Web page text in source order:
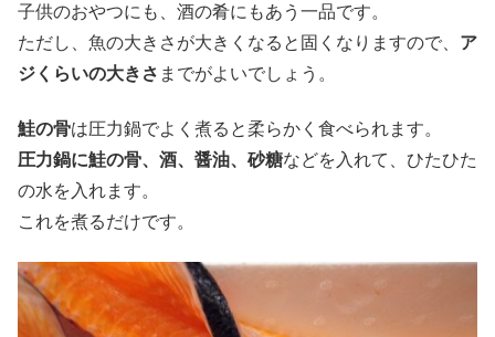
子供のおやつにも、酒の肴にもあう一品です。
ただし、魚の大きさが大きくなると固くなりますので、 ア
ジくらいの大きさ までがよいでしょう。
鮭の骨は圧力鍋でよく煮ると柔らかく食べられます。
圧力鍋に鮭の骨、酒、醤油、砂糖などを入れて、ひたひた
の水を入れます。
これを煮るだけです。